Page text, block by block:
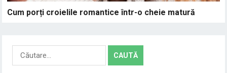
Cum porți croielile romantice într-o cheie matură
după: